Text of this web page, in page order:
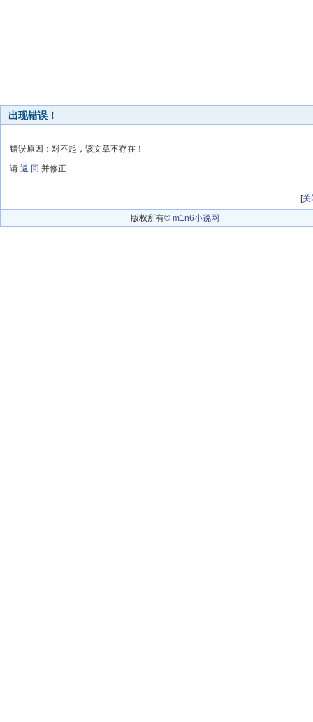
出现错误！
错误原因：对不起，该文章不存在！
请 返 回 并修正
[关
版权所有© m1n6小说网